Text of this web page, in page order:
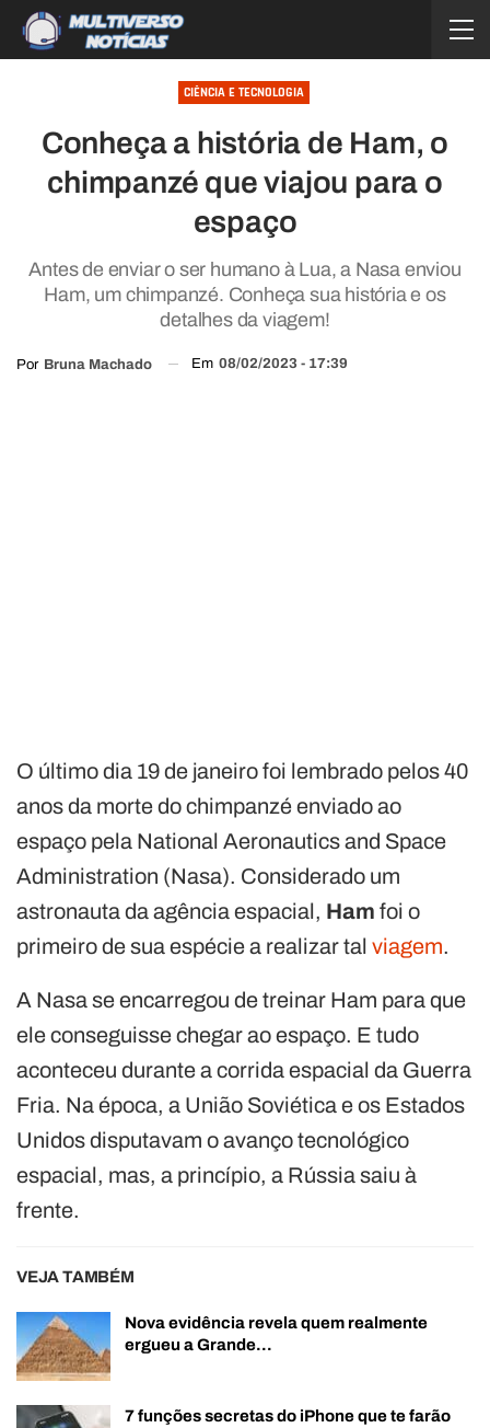
CIÊNCIA E TECNOLOGIA
Conheça a história de Ham, o
chimpanzé que viajou para o
espaço
Antes de enviar o ser humano à Lua, a Nasa enviou
Ham, um chimpanzé. Conheça sua história e os
detalhes da viagem!
Por Bruna Machado Em 08/02/2023 - 17:39
O último dia 19 de janeiro foi lembrado pelos 40
anos da morte do chimpanzé enviado ao
espaço pela National Aeronautics and Space
Administration (Nasa). Considerado um
astronauta da agência espacial, Ham foi o
primeiro de sua espécie a realizar tal viagem.
A Nasa se encarregou de treinar Ham para que
ele conseguisse chegar ao espaço. E tudo
aconteceu durante a corrida espacial da Guerra
Fria. Na época, a União Soviética e os Estados
Unidos disputavam o avanço tecnológico
espacial, mas, a princípio, a Rússia saiu à
frente.
VEJA TAMBÉM
Nova evidência revela quem realmente
ergueu a Grande…
7 funções secretas do iPhone que te farão